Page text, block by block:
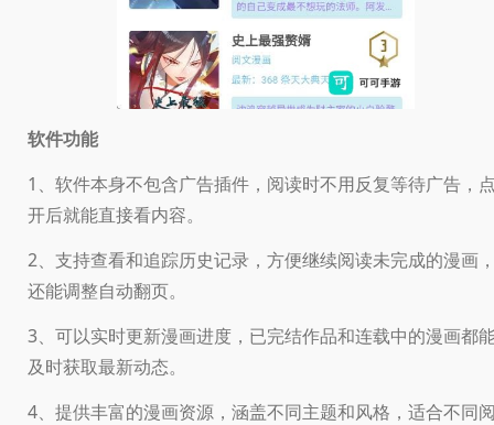
软件功能
1、软件本身不包含广告插件，阅读时不用反复等待广告，
开后就能直接看内容。
2、支持查看和追踪历史记录，方便继续阅读未完成的漫画
还能调整自动翻页。
3、可以实时更新漫画进度，已完结作品和连载中的漫画都
及时获取最新动态。
4、提供丰富的漫画资源，涵盖不同主题和风格，适合不同